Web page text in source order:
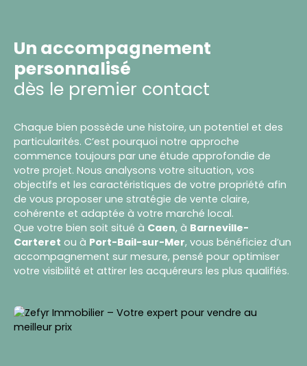
Un accompagnement
personnalisé
dès le premier contact
Chaque bien possède une histoire, un potentiel et des
particularités. C’est pourquoi notre approche
commence toujours par une étude approfondie de
votre projet. Nous analysons votre situation, vos
objectifs et les caractéristiques de votre propriété afin
de vous proposer une stratégie de vente claire,
cohérente et adaptée à votre marché local.
Que votre bien soit situé à Caen, à Barneville-
Carteret ou à Port-Bail-sur-Mer, vous bénéficiez d’un
accompagnement sur mesure, pensé pour optimiser
votre visibilité et attirer les acquéreurs les plus qualifiés.